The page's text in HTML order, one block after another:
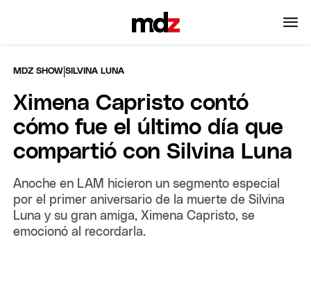
MDZ SHOW |SILVINA LUNA
Ximena Capristo contó
cómo fue el último día que
compartió con Silvina Luna
Anoche en LAM hicieron un segmento especial
por el primer aniversario de la muerte de Silvina
Luna y su gran amiga, Ximena Capristo, se
emocionó al recordarla.